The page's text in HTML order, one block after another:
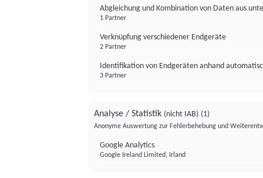
Abgleichung und Kombination von Daten aus
1 Partner
Verknüpfung verschiedener Endgeräte
2 Partner
Identifikation von Endgeräten anhand
3 Partner
Analyse / Statistik (nicht IAB) (1)
Anonyme Auswertung zur Fehlerbehebung und
Google Analytics
Google Ireland Limited, Irland